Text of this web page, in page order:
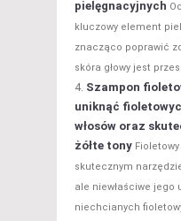
pielęgnacyjnych
kluczowy element
znacząco poprawić
skóra głowy jest
Szampon
uniknąć
włosów oraz
żółte tony
skutecznym
ale niewłaściwe jego
niechcianych